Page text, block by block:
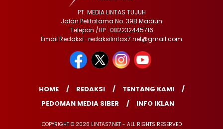
PT. MEDIA LINTAS TUJUH
Jalan Pelitatama No. 39B Madiun
Telepon /HP : 082232445716
Email Redaksi : redaksilintas7.net@gmail.com
HOME REDAKSI
TENTANG KAMI
PEDOMAN MEDIA SIBER
INFO IKLAN
COPYRIGHT © 2026 LINTAS7.NET - ALL RIGHTS RESERVED